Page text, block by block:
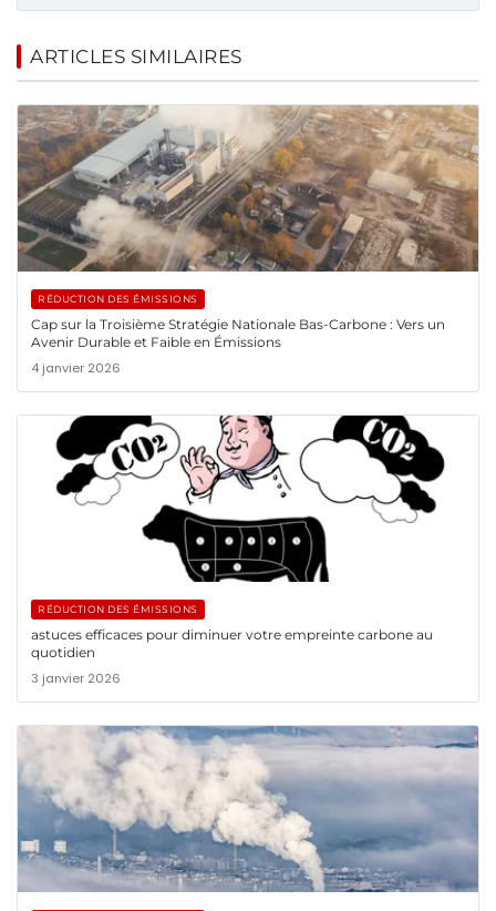
ARTICLES SIMILAIRES
RÉDUCTION DES ÉMISSIONS
Cap sur la Troisième Stratégie Nationale Bas-Carbone : Vers un
Avenir Durable et Faible en Émissions
4 janvier 2026
RÉDUCTION DES ÉMISSIONS
astuces efficaces pour diminuer votre empreinte carbone au
quotidien
3 janvier 2026